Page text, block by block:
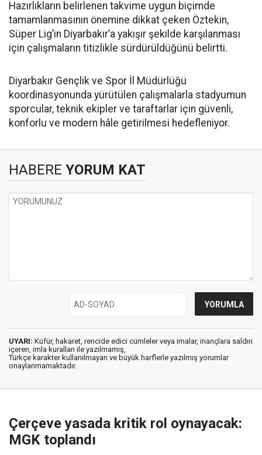
Hazırlıkların belirlenen takvime uygun biçimde
tamamlanmasının önemine dikkat çeken Öztekin,
Süper Lig’in Diyarbakır’a yakışır şekilde karşılanması
için çalışmaların titizlikle sürdürüldüğünü belirtti.
Diyarbakır Gençlik ve Spor İl Müdürlüğü
koordinasyonunda yürütülen çalışmalarla stadyumun
sporcular, teknik ekipler ve taraftarlar için güvenli,
konforlu ve modern hâle getirilmesi hedefleniyor.
HABERE YORUM KAT
UYARI: Küfür, hakaret, rencide edici cümleler veya imalar, inançlara saldırı
içeren, imla kuralları ile yazılmamış,
Türkçe karakter kullanılmayan ve büyük harflerle yazılmış yorumlar
onaylanmamaktadır.
Çerçeve yasada kritik rol oynayacak:
MGK toplandı